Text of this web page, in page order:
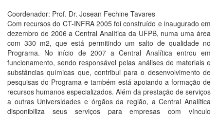
Coordenador: Prof. Dr. Josean Fechine Tavares
Com recursos do CT-INFRA 2005 foi construído e inaugurado em
dezembro de 2006 a Central Analítica da UFPB, numa uma área
com 330 m2, que está permitindo um salto de qualidade no
Programa. No início de 2007 a Central Analítica entrou em
funcionamento, sendo responsável pelas análises de materiais e
substâncias químicas que, contribui para o desenvolvimento de
pesquisas do Programa e também está apoiando a formação de
recursos humanos especializados. Além da prestação de serviços
a outras Universidades e órgãos da região, a Central Analítica
disponibiliza seus serviços para empresas com vínculo